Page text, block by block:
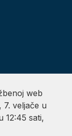
web
veljače u
12:45 sati,